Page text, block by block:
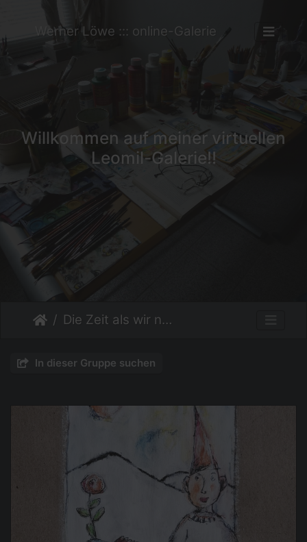
Werner Löwe ::: online-Galerie
Willkommen auf meiner virtuellen
Leomil-Galerie!!
Die Zeit als wir noch Kinder waren
In dieser Gruppe suchen